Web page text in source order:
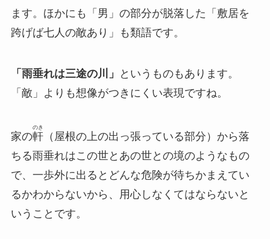
ます。ほかにも「男」の部分が脱落した「敷居を
跨げば七人の敵あり」も類語です。
「雨垂れは三途の川」
というものもあります。
「敵」よりも想像がつきにくい表現ですね。
家の軒
のき
（屋根の上の出っ張っている部分）から落
ちる雨垂れはこの世とあの世との境のようなもの
で、一歩外に出るとどんな危険が待ちかまえてい
るかわからないから、用心しなくてはならないと
いうことです。